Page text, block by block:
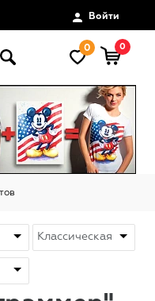
Войти
0 0